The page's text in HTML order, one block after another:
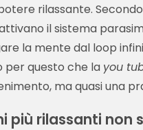
rilassante.
il sistema
la mente dal loop
per questo che la you
ma quasi una
più rilassanti non